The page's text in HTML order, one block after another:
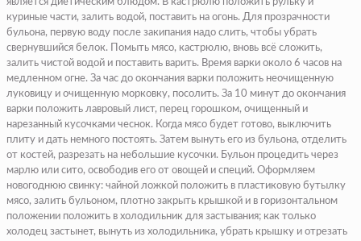
куриные части, залить водой, поставить на огонь. Для прозрачности
бульона, первую воду после закипания надо слить, чтобы убрать
свернувшийся белок.
Помыть мясо, кастрюлю, вновь всё сложить,
залить чистой водой и поставить варить. Время варки около 6 часов на
медленном огне. За час до окончания варки положить неочищенную
луковицу и очищенную морковку, посолить. За 10 минут до окончания
варки положить лавровый лист, перец горошком, очищенный и
нарезанный кусочками чеснок. Когда мясо будет готово, выключить
плиту и дать немного постоять. Затем вынуть его из бульона, отделить
от костей, разрезать на небольшие кусочки. Бульон процедить через
марлю или сито, освободив его от овощей и специй. Оформляем
новогоднюю свинку: чайной ложкой положить в пластиковую бутылку
мясо, залить бульоном, плотно закрыть крышкой и в горизонтальном
положении положить в холодильник для застывания; как только
холодец застынет, вынуть из холодильника, убрать крышку и отрезать